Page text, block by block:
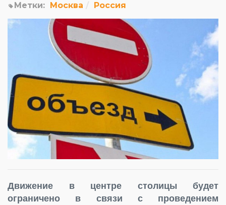
Метки: Москва Россия
Движение в центре столицы будет
ограничено в связи с проведением